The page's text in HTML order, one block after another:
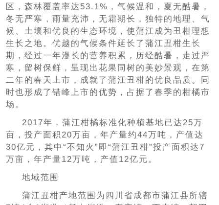
区，森林覆盖率达53.1%，气候温和，夏无酷暑，
冬无严寒，雨量充沛，无霜期长，独特的地理、气
候、土壤和优良的生态环境，使蒲江成为丑柑理想
生长之地。优越的气候条件延长了蒲江丑柑生长
期，经过一年漫长的营养积累，历经酷暑，走过严
寒，留树保鲜，呈现出花果同树的美妙景观，在第
二年的春天上市，成就了蒲江丑柑的优良品质。同
时也形成了错峰上市的优势，占据了春季的柑橘市
场。
2017年，蒲江柑橘标准化种植基地已达25万
亩，投产面积20万亩，年产量约44万吨，产值达
30亿元，其中“不知火”即“蒲江丑柑”投产面积达7
万亩，年产量12万吨，产值12亿元。
地域范围
蒲江丑柑产地范围为四川省成都市蒲江县所辖